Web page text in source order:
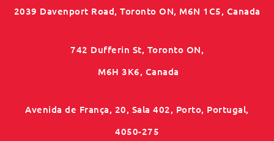
2039 Davenport Road, Toronto ON, M6N 1C5, Canada
742 Dufferin St, Toronto ON,
M6H 3K6, Canada
Avenida de França, 20, Sala 402, Porto, Portugal,
4050-275